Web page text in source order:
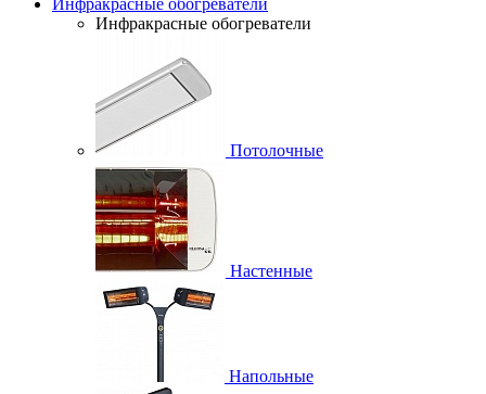
Инфракрасные обогреватели
Потолочные
Настенные
Напольные